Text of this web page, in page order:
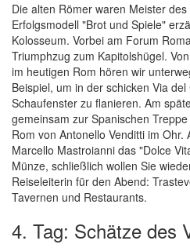
Die alten Römer waren Meister
Erfolgsmodell "Brot und Spiele"
Kolosseum. Vorbei am Forum
Triumphzug zum Kapitolshügel.
im heutigen Rom hören wir
Beispiel, um in der schicken Via
Schaufenster zu flanieren. Am
gemeinsam zur Spanischen
Rom von Antonello Venditti im
Marcello Mastroianni das "Dolce
Münze, schließlich wollen Sie
Reiseleiterin für den Abend:
Tavernen und Restaurants.
4. Tag: Schätze des